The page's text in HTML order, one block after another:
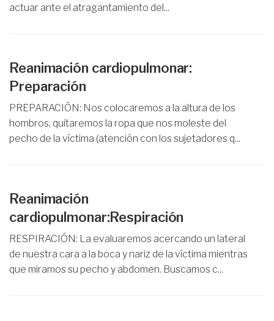
actuar ante el atragantamiento del...
Reanimación cardiopulmonar:
Preparación
PREPARACIÓN: Nos colocaremos a la altura de los
hombros, quitaremos la ropa que nos moleste del
pecho de la víctima (atención con los sujetadores q...
Reanimación
cardiopulmonar:Respiración
RESPIRACIÓN: La evaluaremos acercando un lateral
de nuestra cara a la boca y nariz de la víctima mientras
que miramos su pecho y abdomen. Buscamos c...